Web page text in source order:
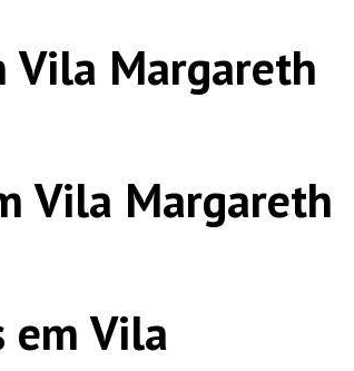
Vila Margareth
Vila Margareth
em Vila